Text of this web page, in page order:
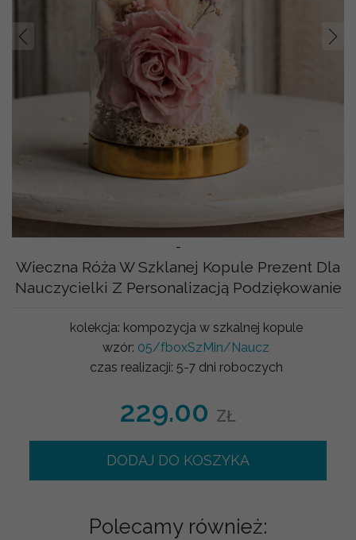
-
Prev
Wieczna Róża W Szklanej Kopule Prezent Dla
Nauczycielki Z Personalizacją Podziękowanie
kolekcja: kompozycja w szkalnej kopule
wzór: 05/fboxSzMin/Naucz
czas realizacji: 5-7 dni roboczych
229.00 ZŁ
DODAJ DO KOSZYKA
Polecamy również: